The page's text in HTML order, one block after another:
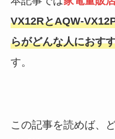
VX12RとAQW-
らがどんな人におす
す。
この記事を読めば、